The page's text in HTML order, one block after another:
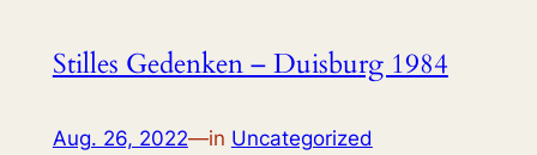
Stilles Gedenken – Duisburg 1984
Aug. 26, 2022—in Uncategorized